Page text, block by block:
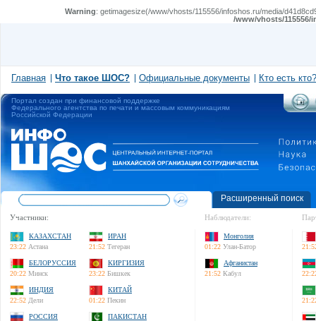
Warning: getimagesize(/www/vhosts/115556/infoshos.ru/media/
/www/vhosts/
Главная Что такое ШОС? Официальные документы Кто есть кто?
Портал создан при финансовой поддержке
Федерального агентства по печати и массовым коммуникациям
Российской Федерации
Расширенный поиск
Участники:
КАЗАХСТАН
23:22 Астана
ИРАН
21:52 Тегеран
БЕЛОРУССИЯ
20:22 Минск
КИРГИЗИЯ
23:22 Бишкек
ИНДИЯ
22:52 Дели
КИТАЙ
01:22 Пекин
РОССИЯ
ПАКИСТАН
Наблюдатели:
Монголия
01:22 Улан-Батор
Афганистан
21:52 Кабул